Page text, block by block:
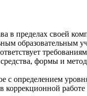
в пределах своей
образовательным
формы и
с определением
коррекционной работе